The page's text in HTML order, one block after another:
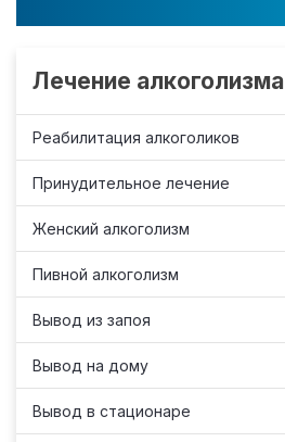
Лечение алкоголизма
Реабилитация алкоголиков
Принудительное лечение
Женский алкоголизм
Пивной алкоголизм
Вывод из запоя
Вывод на дому
Вывод в стационаре